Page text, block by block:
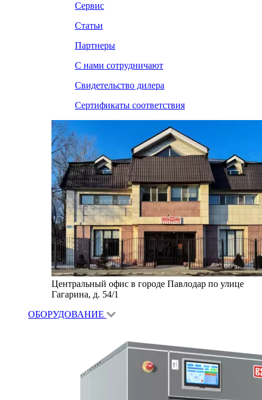
Сервис
Статьи
Партнеры
С нами сотрудничают
Свидетельство дилера
Сертификаты соответствия
Центральный офис в городе Павлодар по улице
Гагарина, д. 54/1
ОБОРУДОВАНИЕ